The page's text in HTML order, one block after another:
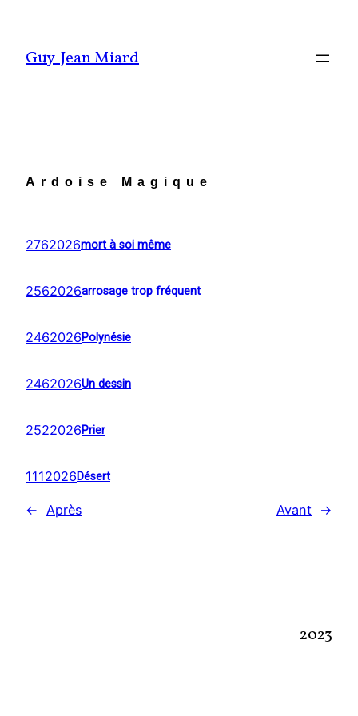
contenu
Guy-Jean Miard
Ardoise Magique
2762026mort à soi même
2562026arrosage trop fréquent
2462026Polynésie
2462026Un dessin
2522026Prier
1112026Désert
← Après Avant →
2023